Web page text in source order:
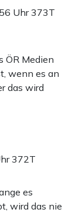
Uhr373T
ÖR Medien
wenn es an
das wird
372T
es
wird das nie